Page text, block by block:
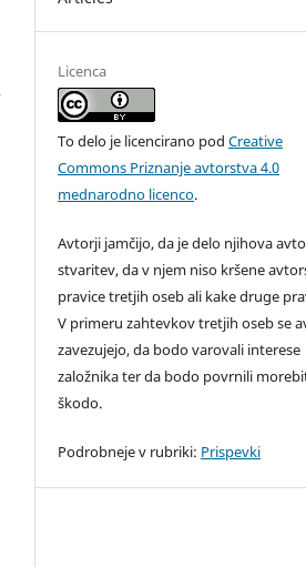
Licenca
To delo je licencirano podCreative
Commons Priznanje avtorstva 4.0
mednarodno licenco.
Avtorji jamčijo, da je delo njihova
stvaritev, da v njem niso kršene
pravice tretjih oseb ali kake druge
V primeru zahtevkov tretjih oseb se
zavezujejo, da bodo varovali interese
založnika ter da bodo povrnili
škodo.
Podrobneje v rubriki: Prispevki